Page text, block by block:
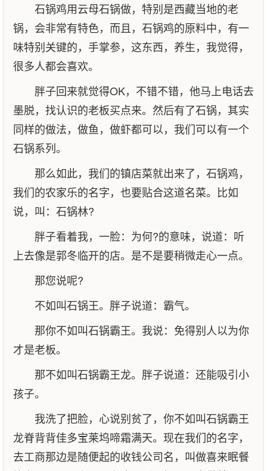
石锅鸡用云母石锅做，特别是西藏当地的老
锅，会非常有特色，而且，石锅鸡的原料中，有一
味特别关键的，手掌参，这东西，养生，我觉得，
很多人都会喜欢。
胖子回来就觉得OK，不错不错，他马上电话去
墨脱，找认识的老板买点来。然后有了石锅，其实
同样的做法，做鱼，做虾都可以，我们可以有一个
石锅系列。
那么如此，我们的镇店菜就出来了，石锅鸡，
我们的农家乐的名字，也要贴合这道名菜。比如
说，叫：石锅林?
胖子看着我，一脸：为何?的意味，说道：听
上去像是郭冬临开的店。是不是要稍微走心一点。
那您说呢?
不如叫石锅王。胖子说道：霸气。
那你不如叫石锅霸王。我说：免得别人以为你
才是老板。
那不如叫石锅霸王龙。胖子说道：还能吸引小
孩子。
我洗了把脸，心说别贫了，你不如叫石锅霸王
龙脊背背佳多宝莱坞啼霜满天。现在我们的名字，
去工商那边是随便起的收钱公司名，叫做喜来眠餐